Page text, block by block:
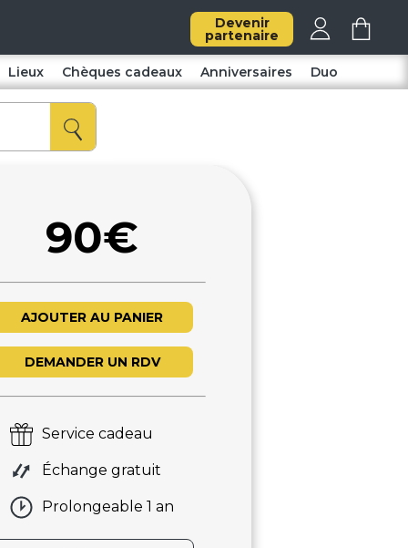
Devenir
partenaire
Lieux Chèques cadeaux Anniversaires Duo
90€
AJOUTER AU PANIER
DEMANDER UN RDV
Service cadeau
Échange gratuit
Prolongeable 1 an